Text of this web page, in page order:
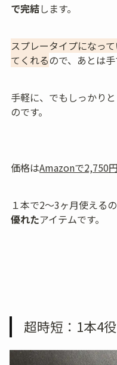
で完結します。
スプレータイプになっ
てくれるので、あとは手
手軽に、でもしっかり
のです。
価格はAmazonで2,750
１本で2〜3ヶ月使えるの
優れたアイテムです。
超時短：1本4